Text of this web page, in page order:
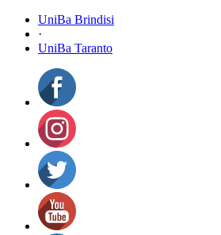
UniBa Brindisi
·
UniBa Taranto